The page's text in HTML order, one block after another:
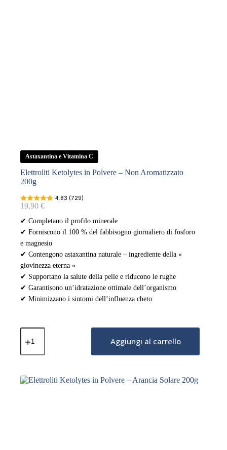
Astaxantina e Vitamina C
Elettroliti Ketolytes in Polvere – Non Aromatizzato
200g
4.83 (729)
19,90 €
✔ Completano il profilo minerale
✔ Forniscono il 100 % del fabbisogno giornaliero di fosforo
e magnesio
✔ Contengono astaxantina naturale – ingrediente della «
giovinezza eterna »
✔ Supportano la salute della pelle e riducono le rughe
✔ Garantisono un’idratazione ottimale dell’organismo
✔ Minimizzano i sintomi dell’influenza cheto
Elettroliti
Ketolytes
Polvere
Non
Aromatizzato
Aggiungi al carrello